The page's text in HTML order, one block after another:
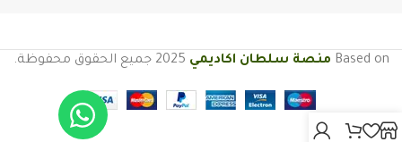
Based on منصة سلطان اكاديمي